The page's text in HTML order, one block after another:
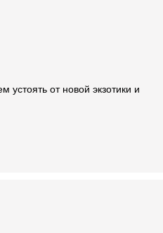
от новой экзотики и